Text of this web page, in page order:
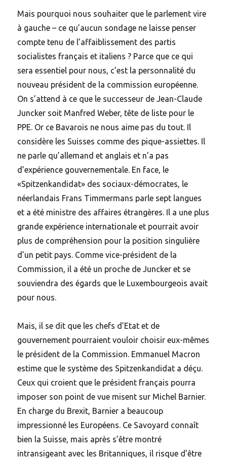
Mais pourquoi nous souhaiter que le parlement vire
à gauche – ce qu’aucun sondage ne laisse penser
compte tenu de l’affaiblissement des partis
socialistes français et italiens ? Parce que ce qui
sera essentiel pour nous, c’est la personnalité du
nouveau président de la commission européenne.
On s’attend à ce que le successeur de Jean-Claude
Juncker soit Manfred Weber, tête de liste pour le
PPE. Or ce Bavarois ne nous aime pas du tout. Il
considère les Suisses comme des pique-assiettes. Il
ne parle qu’allemand et anglais et n’a pas
d’expérience gouvernementale. En face, le
«Spitzenkandidat» des sociaux-démocrates, le
néerlandais Frans Timmermans parle sept langues
et a été ministre des affaires étrangères. Il a une plus
grande expérience internationale et pourrait avoir
plus de compréhension pour la position singulière
d’un petit pays. Comme vice-président de la
Commission, il a été un proche de Juncker et se
souviendra des égards que le Luxembourgeois avait
pour nous.
Mais, il se dit que les chefs d’Etat et de
gouvernement pourraient vouloir choisir eux-mêmes
le président de la Commission. Emmanuel Macron
estime que le système des Spitzenkandidat a déçu.
Ceux qui croient que le président français pourra
imposer son point de vue misent sur Michel Barnier.
En charge du Brexit, Barnier a beaucoup
impressionné les Européens. Ce Savoyard connaît
bien la Suisse, mais après s’être montré
intransigeant avec les Britanniques, il risque d’être